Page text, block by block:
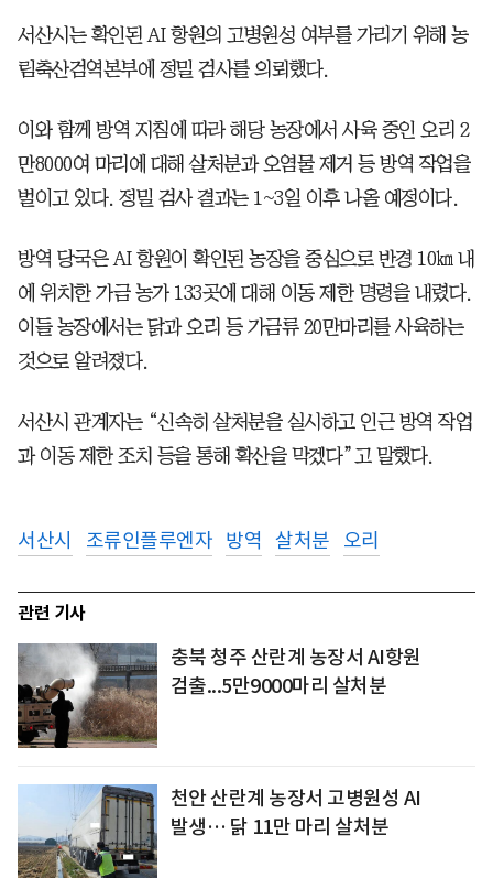
서산시는 확인된 AI 항원의 고병원성 여부를 가리기 위해 농
림축산검역본부에 정밀 검사를 의뢰했다.
이와 함께 방역 지침에 따라 해당 농장에서 사육 중인 오리 2
만8000여 마리에 대해 살처분과 오염물 제거 등 방역 작업을
벌이고 있다. 정밀 검사 결과는 1~3일 이후 나올 예정이다.
방역 당국은 AI 항원이 확인된 농장을 중심으로 반경 10㎞ 내
에 위치한 가금 농가 133곳에 대해 이동 제한 명령을 내렸다.
이들 농장에서는 닭과 오리 등 가금류 20만마리를 사육하는
것으로 알려졌다.
서산시 관계자는 “신속히 살처분을 실시하고 인근 방역 작업
과 이동 제한 조치 등을 통해 확산을 막겠다”고 말했다.
서산시 조류인플루엔자 방역 살처분 오리
관련 기사
충북 청주 산란계 농장서 AI항원
검출...5만9000마리 살처분
천안 산란계 농장서 고병원성 AI
발생… 닭 11만 마리 살처분